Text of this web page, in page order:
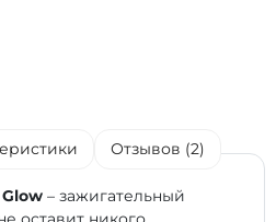
Отзывов (2)
Glow– зажигательный